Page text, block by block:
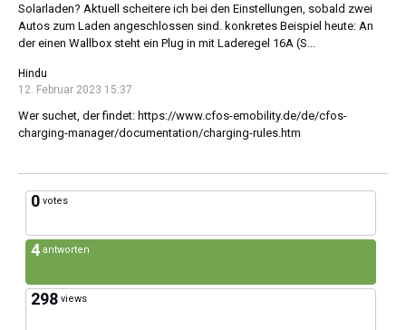
Solarladen? Aktuell scheitere ich bei den Einstellungen, sobald zwei
Autos zum Laden angeschlossen sind. konkretes Beispiel heute: An
der einen Wallbox steht ein Plug in mit Laderegel 16A (S...
Hindu
12. Februar 2023 15:37
Wer suchet, der findet: https://www.cfos-emobility.de/de/cfos-
charging-manager/documentation/charging-rules.htm
0 votes
4 antworten
298 views